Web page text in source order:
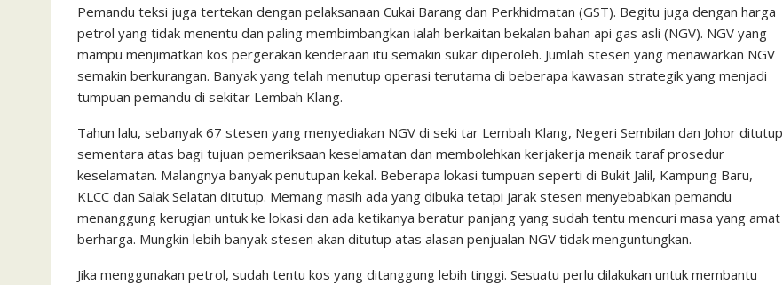
Pemandu teksi juga tertekan dengan pelaksanaan Cukai Barang dan Perkhidmatan (GST). Begitu juga dengan harga
petrol yang tidak menentu dan paling membimbang­kan ialah berkaitan bekalan bahan api gas asli (NGV). NGV yang
mam­pu menjimatkan kos pergerakan kenderaan itu semakin sukar diper­oleh. Jumlah stesen yang mena­warkan NGV
semakin berkurangan. Banyak yang telah menutup ope­rasi terutama di beberapa kawasan strategik yang menjadi
tumpuan pemandu di sekitar Lembah Klang.
Tahun lalu, sebanyak 67 stesen yang menyediakan NGV di seki­ tar Lembah Klang, Negeri Sem­bilan dan Johor ditutup
semen­tara atas bagi tujuan pemeriksaan keselamatan dan membolehkan kerja­kerja menaik taraf prosedur
keselamatan. Malangnya banyak penutupan kekal. Beberapa loka­si tumpuan seperti di Bukit Jalil, Kampung Baru,
KLCC dan Salak Selatan ditutup. Memang masih ada yang dibuka tetapi jarak stesen menyebabkan pemandu
menanggung kerugian untuk ke lokasi dan ada ketikanya beratur panjang yang sudah tentu men­curi masa yang amat
berharga. Mungkin lebih banyak stesen akan ditutup atas alasan penjua­lan NGV tidak menguntungkan.
Jika menggunakan petrol, sudah tentu kos yang ditang­gung lebih tinggi. Sesuatu perlu dilakukan untuk membantu